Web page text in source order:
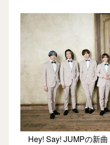
Hey! Say! JUMPの新曲